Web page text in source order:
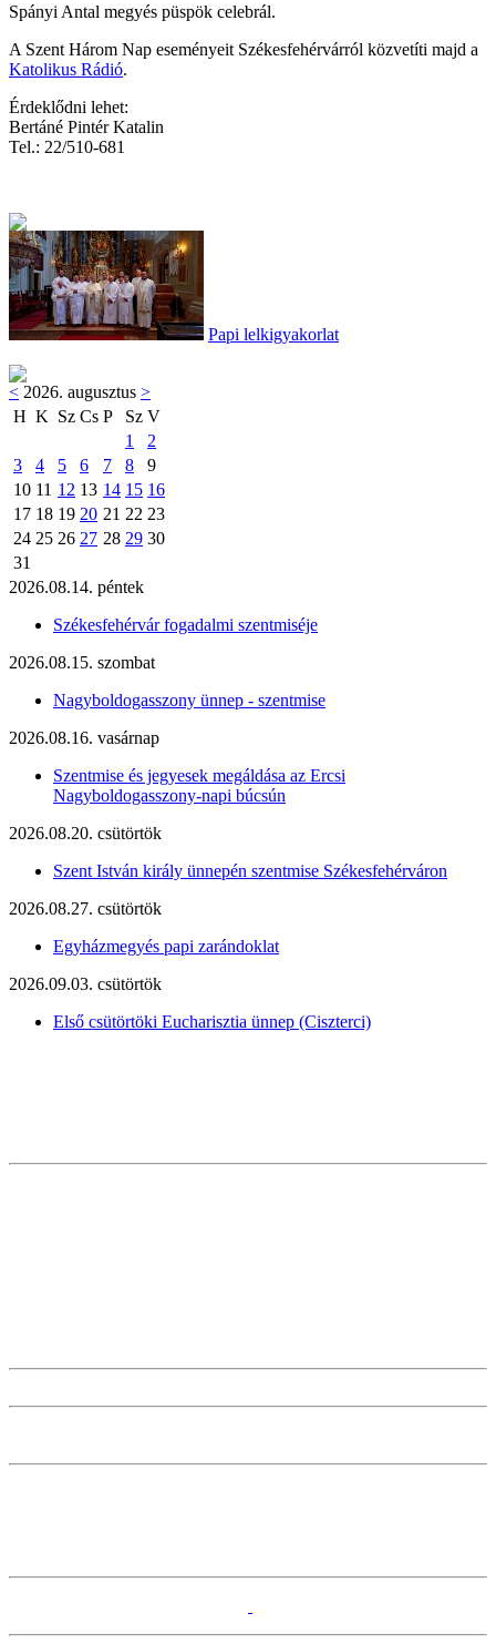
Spányi Antal megyés püspök celebrál.
A Szent Három Nap eseményeit Székesfehérvárról közvetíti majd a
Katolikus Rádió.
Érdeklődni lehet:
Bertáné Pintér Katalin
Tel.: 22/510-681
Papi lelkigyakorlat
< 2026. augusztus >
H K Sz Cs P Sz V
1
2
3
4 5 6 7 8
9
10 11 12 13 14 15 16
17 18 19 20 21 22 23
24 25 26 27 28 29 30
31
2026.08.14. péntek
Székesfehérvár fogadalmi szentmiséje
2026.08.15. szombat
Nagyboldogasszony ünnep - szentmise
2026.08.16. vasárnap
Szentmise és jegyesek megáldása az Ercsi
Nagyboldogasszony-napi búcsún
2026.08.20. csütörtök
Szent István király ünnepén szentmise Székesfehérváron
2026.08.27. csütörtök
Egyházmegyés papi zarándoklat
2026.09.03. csütörtök
Első csütörtöki Eucharisztia ünnep (Ciszterci)